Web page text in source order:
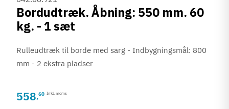
Bordudtræk. Åbning: 550 mm. 60
kg. - 1 sæt
Rulleudtræk til borde med sarg - Indbygningsmål: 800
mm - 2 ekstra pladser
558,60 Inkl. moms